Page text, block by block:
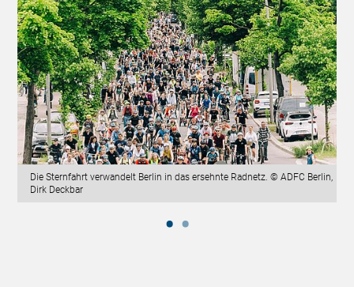
Die Sternfahrt verwandelt Berlin in das ersehnte Radnetz. © ADFC Berlin,
Dirk Deckbar